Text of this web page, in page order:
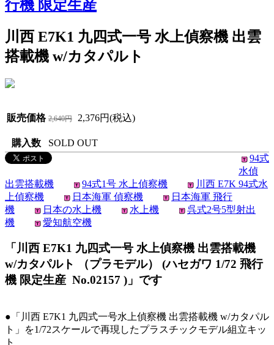
行機 限定生産
川西 E7K1 九四式一号 水上偵察機 出雲
搭載機 w/カタパルト
販売価格 2,640円 2,376円(税込)
購入数
SOLD OUT
94式
水偵
出雲搭載機
94式1号 水上偵察機
川西 E7K 94式水
上偵察機
日本海軍 偵察機
日本海軍 飛行
機
日本の水上機 水上機
呉式2号5型射出
機
愛知航空機
「川西 E7K1 九四式一号 水上偵察機 出雲搭載機
w/カタパルト （プラモデル） (ハセガワ 1/72 飛行
機 限定生産 No.02157 )」です
●「川西 E7K1 九四式一号水上偵察機 出雲搭載機 w/カタパル
ト」を1/72スケールで再現したプラスチックモデル組立キッ
ト